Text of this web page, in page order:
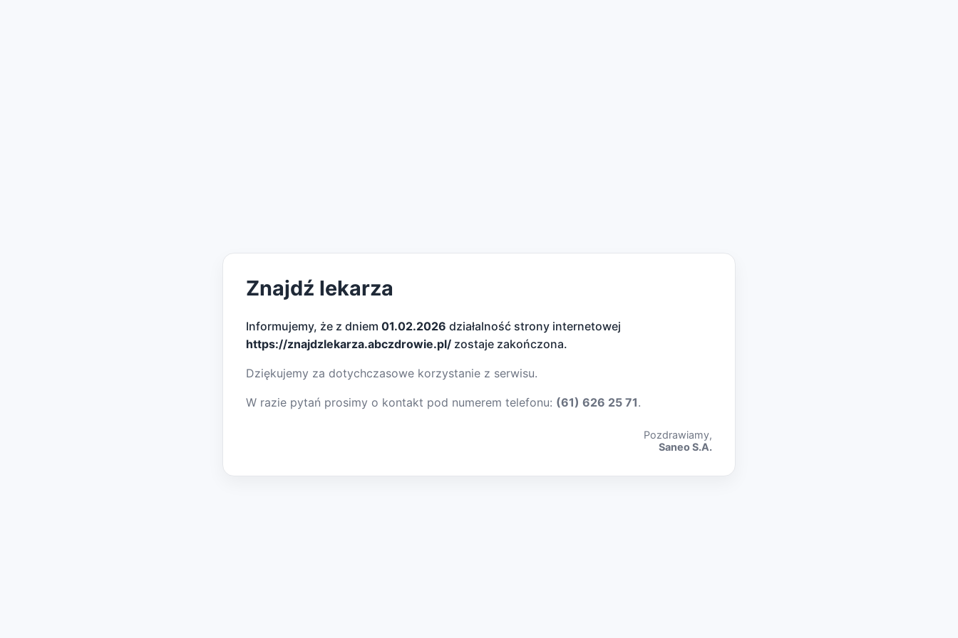
Znajdź lekarza
Informujemy, że z dniem 01.02.2026 działalność strony internetowej
https://znajdzlekarza.abczdrowie.pl/ zostaje zakończona.
Dziękujemy za dotychczasowe korzystanie z serwisu.
W razie pytań prosimy o kontakt pod numerem telefonu: (61) 626 25 71.
Pozdrawiamy,
Saneo S.A.